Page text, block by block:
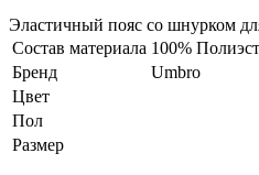
Эластичный пояс со шнурком
Состав материала 100%
Бренд
Umbro
Цвет
Пол
Размер